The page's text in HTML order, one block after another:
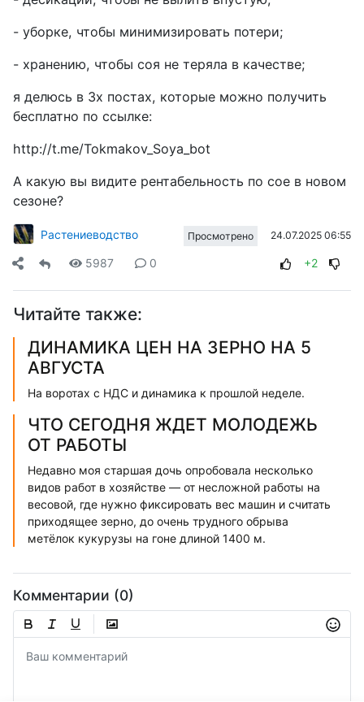
- уборке, чтобы минимизировать потери;
- хранению, чтобы соя не теряла в качестве;
я делюсь в 3х постах, которые можно получить
бесплатно по ссылке:
http://t.me/Tokmakov_Soya_bot
А какую вы видите рентабельность по сое в новом
сезоне?
Растениеводство Просмотрено 24.07.2025 06:55
5987 0 +2
Читайте также:
ДИНАМИКА ЦЕН НА ЗЕРНО НА 5
АВГУСТА
На воротах с НДС и динамика к прошлой неделе.
ЧТО СЕГОДНЯ ЖДЕТ МОЛОДЕЖЬ
ОТ РАБОТЫ
Недавно моя старшая дочь опробовала несколько
видов работ в хозяйстве — от несложной работы на
весовой, где нужно фиксировать вес машин и считать
приходящее зерно, до очень трудного обрыва
метёлок кукурузы на гоне длиной 1400 м.
Комментарии (0)